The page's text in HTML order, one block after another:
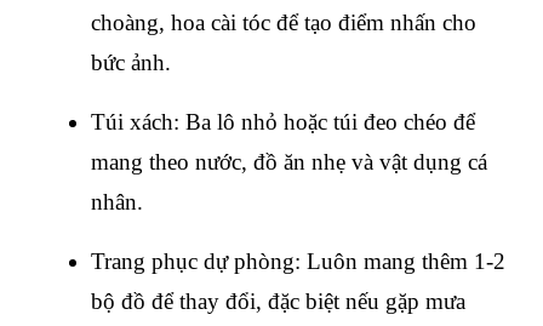
choàng, hoa cài tóc để tạo điểm nhấn cho
bức ảnh.
Túi xách: Ba lô nhỏ hoặc túi đeo chéo để
mang theo nước, đồ ăn nhẹ và vật dụng cá
nhân.
Trang phục dự phòng: Luôn mang thêm 1-2
bộ đồ để thay đổi, đặc biệt nếu gặp mưa